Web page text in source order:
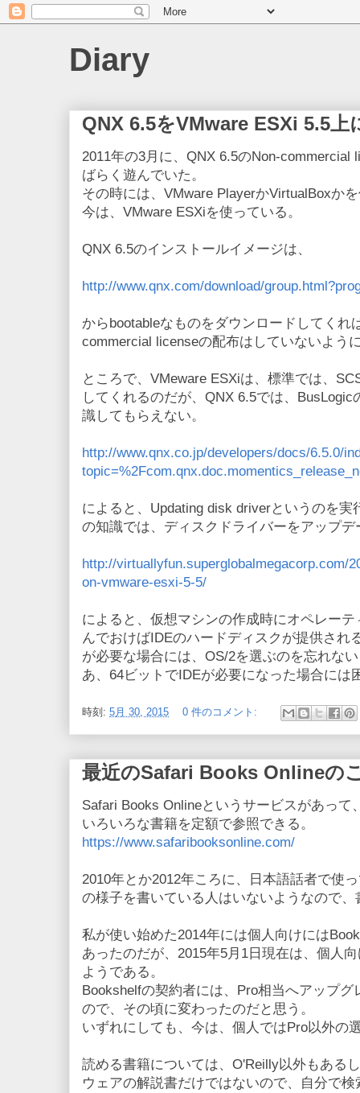
Diary
QNX 6.5をVMware ESXi 5.5
2011年の3月に、QNX 6.5のNon-commercial
ばらく遊んでいた。
その時には、VMware PlayerかVirtualBoxか
今は、VMware ESXiを使っている。
QNX 6.5のインストールイメージは、
http://www.qnx.com/download/
からbootableなものをダウンロードしてくれ
commercial licenseの配布はしていないよう
ところで、VMeware ESXiは、標準では、
してくれるのだが、QNX 6.5では、
識してもらえない。
http://www.qnx.co.jp/developers/docs/6.5.0/
によると、Updating disk driverというのを
の知識では、ディスクドライバーをアップ
http://virtuallyfun.superglobalmegacorp.com/
on-vmware-esxi-5-5/
によると、仮想マシンの作成時にオペレー
んでおけばIDEのハードディスクが提供され
が必要な場合には、OS/2を選ぶのを忘れな
あ、64ビットでIDEが必要になった場合には
時刻: 5月 30, 2015 0 件のコメント:
最近のSafari Books Onlineの
Safari Books Onlineというサービスがあって
いろいろな書籍を定額で参照できる。
https://www.safaribooksonline.com/
2010年とか2012年ころに、日本語話者で使
の様子を書いている人はいないようなので、
私が使い始めた2014年には個人向けには
あったのだが、2015年5月1日現在は、個人
ようである。
Bookshelfの契約者には、Pro相当へアップ
ので、その頃に変わったのだと思う。
いずれにしても、今は、個人ではPro以外の
読める書籍については、O'Reilly以外もある
ウェアの解説書だけではないので、自分で